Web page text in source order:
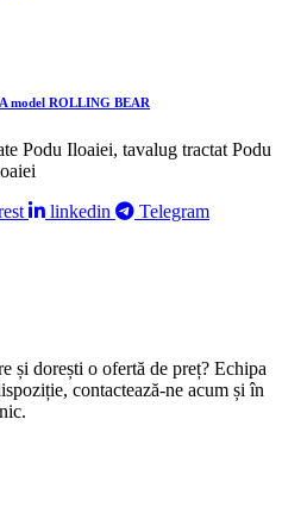
model ROLLING BEAR
Podu Iloaiei, tavalug tractat Podu
linkedin
Telegram
și dorești o ofertă de preț? Echipa
contactează-ne acum și în